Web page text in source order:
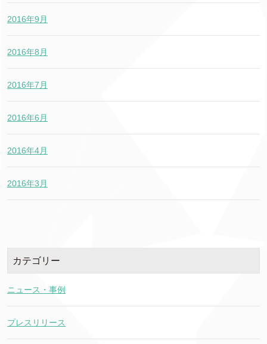
2016年9月
2016年8月
2016年7月
2016年6月
2016年4月
2016年3月
カテゴリー
ニュース・事例
プレスリリース